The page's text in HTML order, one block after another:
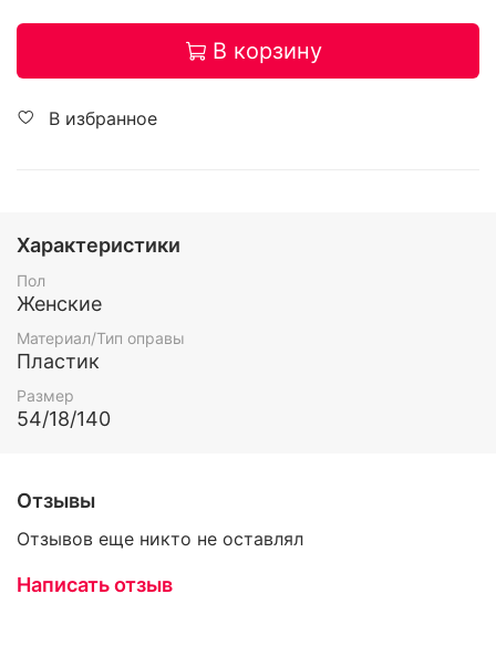
В корзину
В избранное
Характеристики
Пол
Женские
Материал/Тип оправы
Пластик
Размер
54/18/140
Отзывы
Отзывов еще никто не оставлял
Написать отзыв